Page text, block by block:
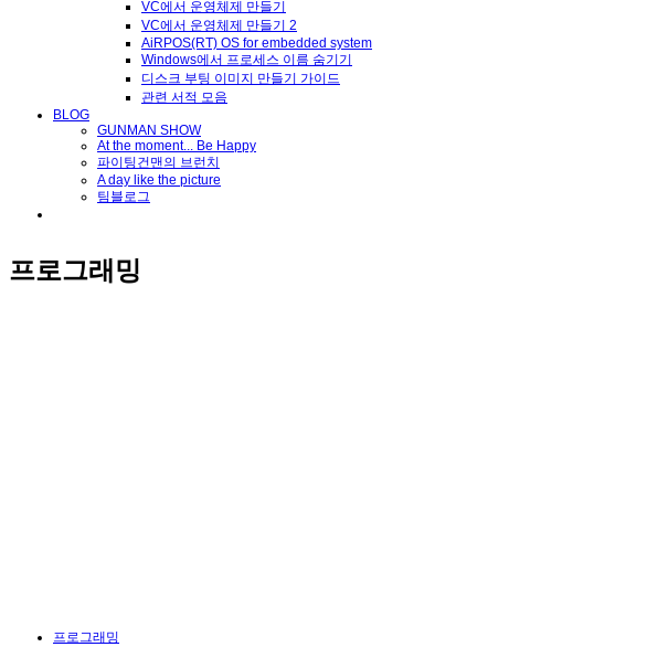
VC에서 운영체제 만들기
VC에서 운영체제 만들기 2
AiRPOS(RT) OS for embedded system
Windows에서 프로세스 이름 숨기기
디스크 부팅 이미지 만들기 가이드
관련 서적 모음
BLOG
GUNMAN SHOW
At the moment... Be Happy
파이팅건맨의 브런치
A day like the picture
팀블로그
프로그래밍
프로그래밍